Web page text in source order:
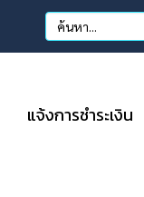
แจ้งการชำระเงิน